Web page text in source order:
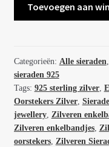
24.5
cm
64946
aantal
Toevoegen aan
Categorieën: Alle sieraden,
sieraden 925
Tags: 925 sterling zilver,
Oorstekers Zilver,
jewellery, Zilveren
Zilveren enkelbandjes,
oorstekers, Zilveren